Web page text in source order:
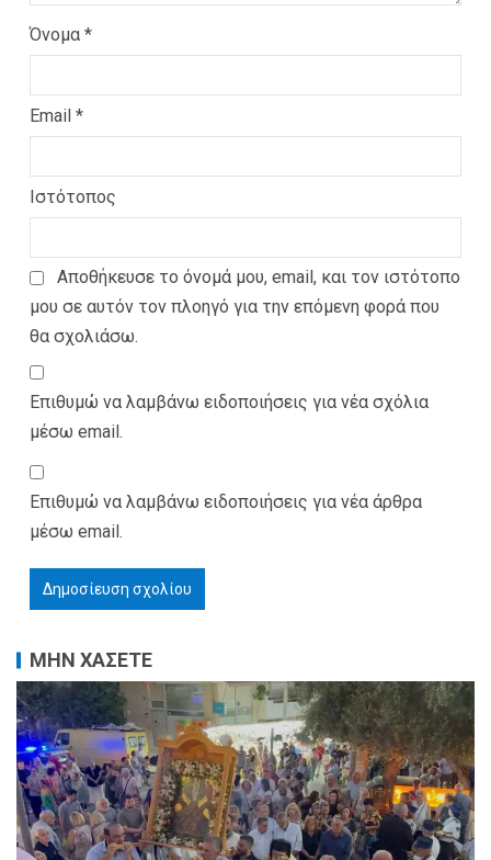
Όνομα *
Email *
Ιστότοπος
Αποθήκευσε το όνομά μου, email, και τον ιστότοπο
μου σε αυτόν τον πλοηγό για την επόμενη φορά που
θα σχολιάσω.
Επιθυμώ να λαμβάνω ειδοποιήσεις για νέα σχόλια
μέσω email.
Επιθυμώ να λαμβάνω ειδοποιήσεις για νέα άρθρα
μέσω email.
ΜΗΝ ΧΑΣΕΤΕ